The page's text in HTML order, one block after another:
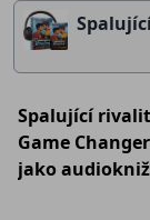
Spalující
Game
jako